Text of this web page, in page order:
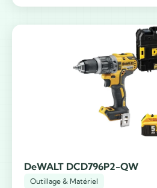
DeWALT DCD796P2-QW
Outillage & Matériel